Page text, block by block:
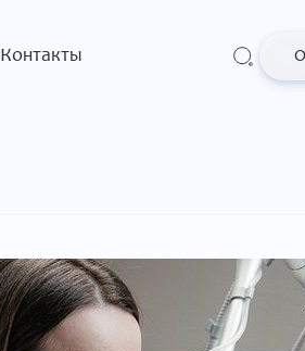
Контакты